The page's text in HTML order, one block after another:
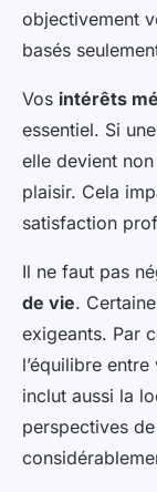
objectivement
basés
Vos intérêts
essentiel. Si
elle devient
plaisir. Cela
satisfaction
Il ne faut pas
de vie.
exigeants. Par
l’équilibre
inclut aussi la
perspectives